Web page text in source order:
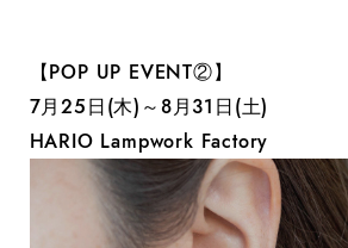
【POP UP EVENT②】
7月25日(木)～8月31日(土)
HARIO Lampwork Factory